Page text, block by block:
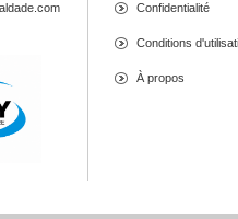
Confidentialité
Conditions
À propos